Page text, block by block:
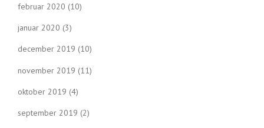
februar 2020 (10)
januar 2020 (3)
december 2019 (10)
november 2019 (11)
oktober 2019 (4)
september 2019 (2)